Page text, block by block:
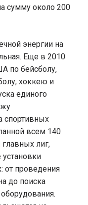
сумму около 200
энергии на
Еще в 2010
по бейсболу,
хоккею и
единого
спортивных
всем 140
лиг,
установки
от проведения
до поиска